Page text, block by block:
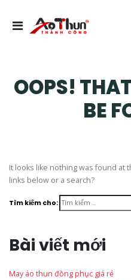
OOPS!
BE
It looks like nothing was found at
links below or a search?
Tìm kiếm cho:
Bài viết mới
May áo thun đồng phục giá rẻ